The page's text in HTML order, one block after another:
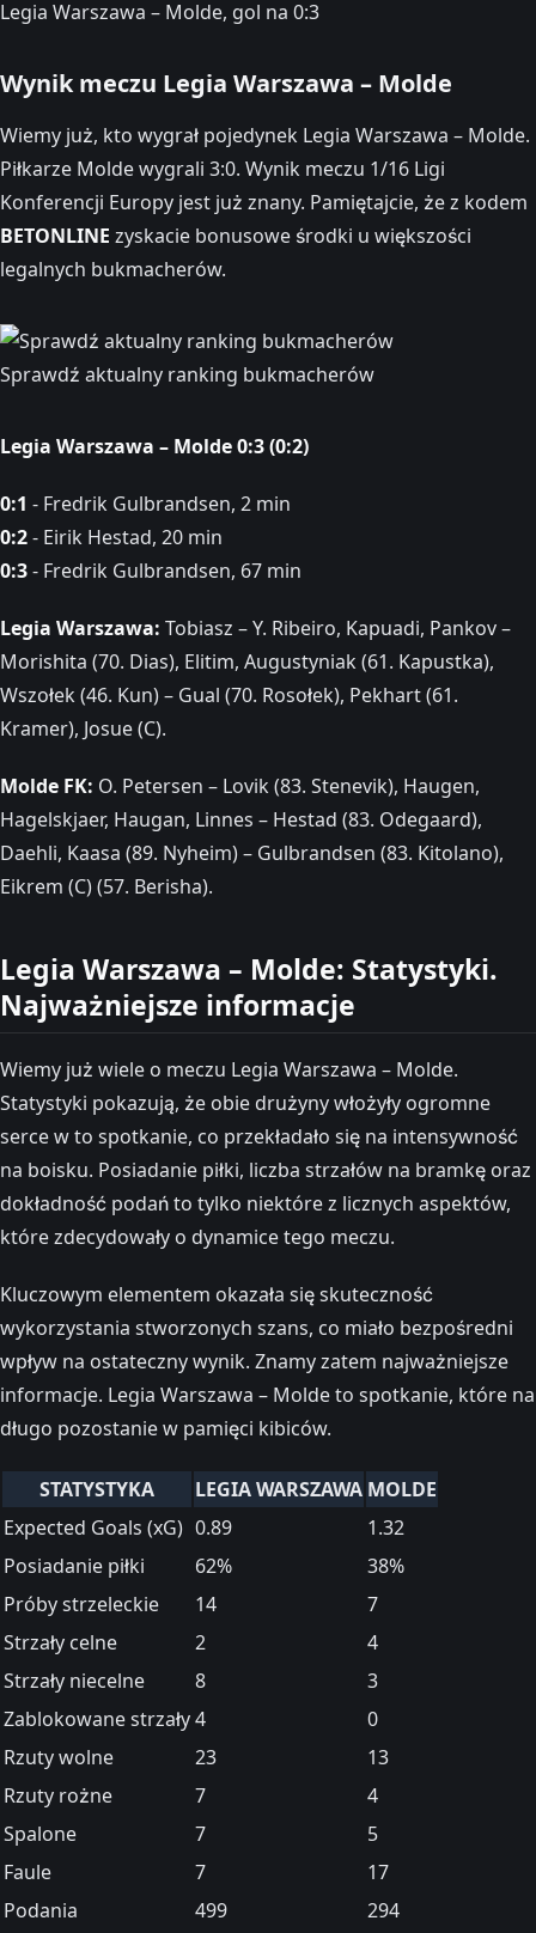
Legia Warszawa – Molde, gol na 0:3
Wynik meczu Legia Warszawa – Molde
Wiemy już, kto wygrał pojedynek Legia Warszawa – Molde.
Piłkarze Molde wygrali 3:0. Wynik meczu 1/16 Ligi
Konferencji Europy jest już znany. Pamiętajcie, że z kodem
BETONLINE zyskacie bonusowe środki u większości
legalnych bukmacherów.
Sprawdź aktualny ranking bukmacherów
Legia Warszawa – Molde 0:3 (0:2)
0:1 - Fredrik Gulbrandsen, 2 min
0:2- Eirik Hestad, 20 min
0:3- Fredrik Gulbrandsen, 67 min
Legia Warszawa: Tobiasz – Y. Ribeiro, Kapuadi, Pankov –
Morishita (70. Dias), Elitim, Augustyniak (61. Kapustka),
Wszołek (46. Kun) – Gual (70. Rosołek), Pekhart (61.
Kramer), Josue (C).
Molde FK: O. Petersen – Lovik (83. Stenevik), Haugen,
Hagelskjaer, Haugan, Linnes – Hestad (83. Odegaard),
Daehli, Kaasa (89. Nyheim) – Gulbrandsen (83. Kitolano),
Eikrem (C) (57. Berisha).
Legia Warszawa – Molde: Statystyki.
Najważniejsze informacje
Wiemy już wiele o meczu Legia Warszawa – Molde.
Statystyki pokazują, że obie drużyny włożyły ogromne
serce w to spotkanie, co przekładało się na intensywność
na boisku. Posiadanie piłki, liczba strzałów na bramkę oraz
dokładność podań to tylko niektóre z licznych aspektów,
które zdecydowały o dynamice tego meczu.
Kluczowym elementem okazała się skuteczność
wykorzystania stworzonych szans, co miało bezpośredni
wpływ na ostateczny wynik. Znamy zatem najważniejsze
informacje. Legia Warszawa – Molde to spotkanie, które na
długo pozostanie w pamięci kibiców.
STATYSTYKA LEGIA WARSZAWA MOLDE
Expected Goals (xG) 0.89
1.32
Posiadanie piłki
62%
38%
Próby strzeleckie
14
7
Strzały celne
2
4
Strzały niecelne
8
3
Zablokowane strzały4
0
Rzuty wolne
23
13
Rzuty rożne
7
4
Spalone
7
5
Faule
7
17
Podania
499
294